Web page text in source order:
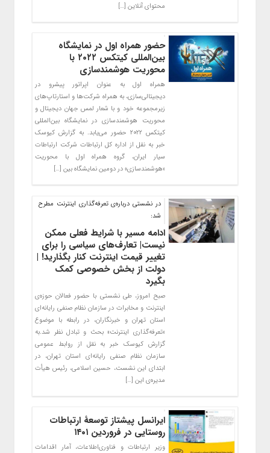
محتوای آنلاین […]
حضور همراه اول در نمایشگاه
بین‌المللی کیتکس ۲۰۲۲ با
محوریت هوشمندسازی
همراه اول به عنوان اپراتور پیشرو در
دیجیتالی‌سازی، به همراه شرکت‌ها و استارتاپ‌های
زیرمجموعه خود و با شعار لمس جهان دیجیتال و
محوریت هوشمندسازی در نمایشگاه بین‌المللی
کیتکس ۲۰۲۲ حضور می‌یابد. به گزارش کیوسک
خبر به نقل از اداره کل ارتباطات شرکت ارتباطات
سیار ایران، گروه همراه اول با محوریت
«هوشمندسازی» در دومین نمایشگاه بین […]
در نشستی درباره‌ی تعرفه‌گذاری اینترنت مطرح
شد:
ادامه مسیر با شرایط فعلی ممکن
نیست| تعارف‌های سیاسی را برای
تغییر قیمت اینترنت کنار بگذارید! |
دولت از بخش خصوصی کمک
بگیرد
صبح امروز، طی نشستی با حضور فعالان حوزه‌ی
اینترنت و مخابرات در سازمان نظام صنفی رایانه‌ای
استان تهران و خبرنگاران، در رابطه با موضوع
«تعرفه‌گذاری اینترنت» بحث و تبادل نظر شد.به
گزارش کیوسک خبر به نقل از روابط عمومی
سازمان نظام صنفی رایانه‌ای استان تهران، در
ابتدای این نشست، حسین اسلامی، رئیس هیأت
مدیره‌ی این […]
ایرانسل پیشتاز توسعۀ ارتباطات
روستایی در فروردین ۱۴۰۱
وزیر ارتباطات و فناوری‌اطلاعات، آمار اقدامات